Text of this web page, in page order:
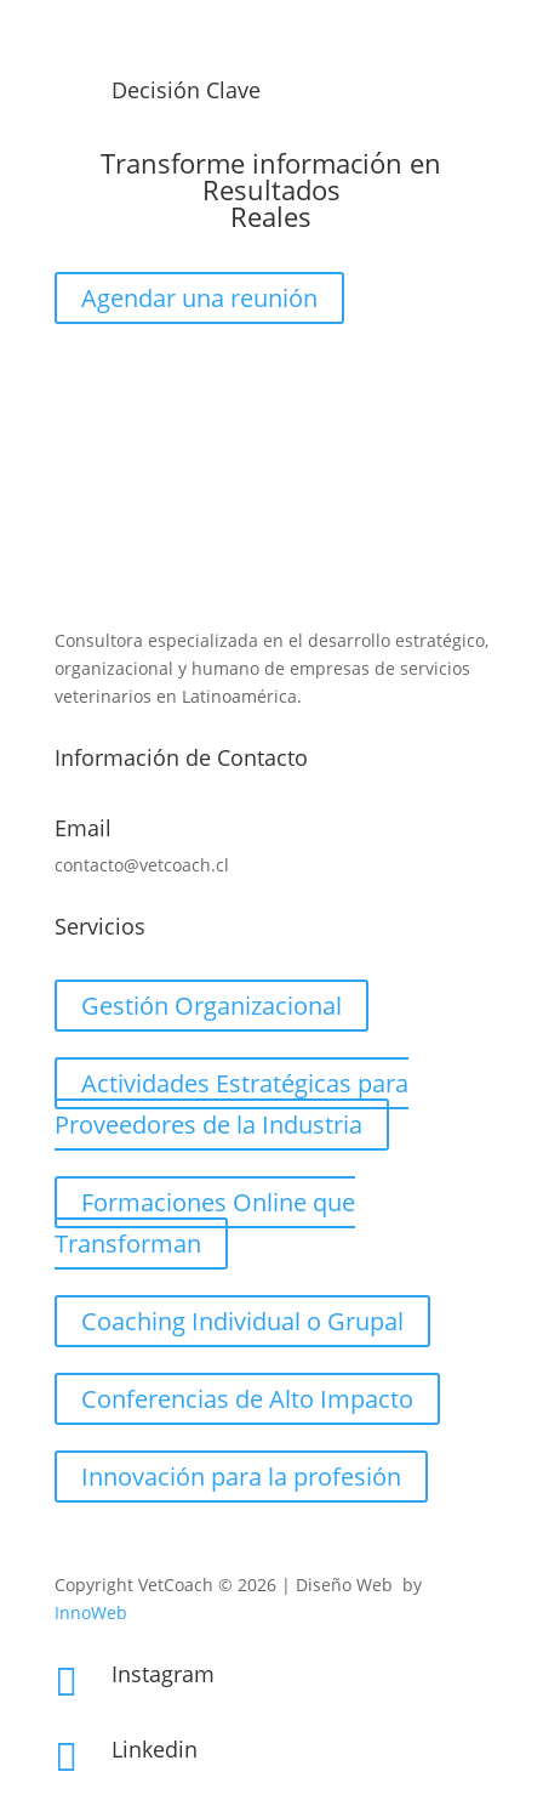
Decisión Clave
Transforme información en
Resultados
Reales
Agendar una reunión
Consultora especializada en el desarrollo estratégico,
organizacional y humano de empresas de servicios
veterinarios en Latinoamérica.
Información de Contacto
Email
contacto@vetcoach.cl
Servicios
Gestión Organizacional
Actividades Estratégicas para
Proveedores de la Industria
Formaciones Online que
Transforman
Coaching Individual o Grupal
Conferencias de Alto Impacto
Innovación para la profesión
CopyrightVetCoach © 2026 | Diseño Web by
InnoWeb
 Instagram
 Linkedin